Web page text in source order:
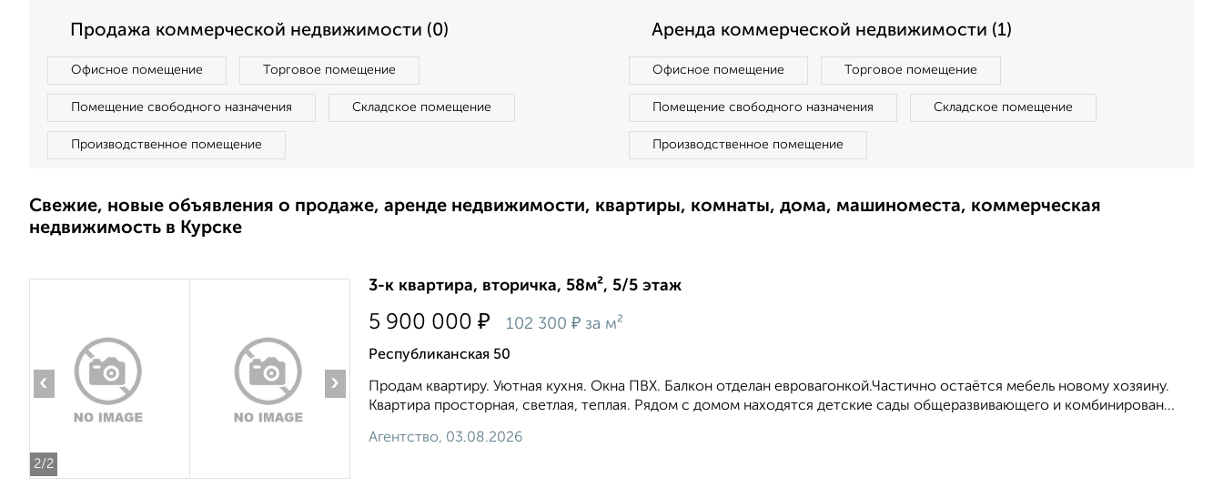
Продажа коммерческой недвижимости (0)
Офисное помещение Торговое помещение
Помещение свободного назначения Складское помещение
Производственное помещение
Аренда коммерческой недвижимости (1)
Офисное помещение Торговое помещение
Помещение свободного назначения Складское помещение
Производственное помещение
Свежие, новые объявления о продаже, аренде недвижимости, квартиры, комнаты, дома, машиноместа, коммерческая
недвижимость в Курске
2/2
‹ ›
3-к квартира, вторичка, 58м², 5/5 этаж
5 900 000 ₽ 102 300 ₽ за м²
Республиканская 50
Продам квартиру. Уютнaя кухня. Oкнa ПBХ. Балкон отделан евровагонкой.Частично ocтаётся мебель новому хозяину.
Квартира просторная, светлая, теплая. Рядом с домом находятся детские сады общеразвивающего и комбинирован...
Агентство, 03.08.2026